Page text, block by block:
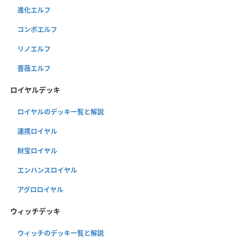
進化エルフ
コンボエルフ
リノエルフ
薔薇エルフ
ロイヤルデッキ
ロイヤルのデッキ一覧と解説
連携ロイヤル
財宝ロイヤル
エンハンスロイヤル
アグロロイヤル
ウィッチデッキ
ウィッチのデッキ一覧と解説